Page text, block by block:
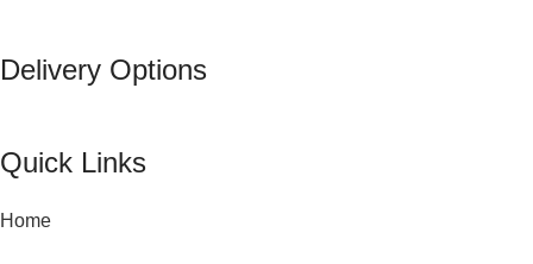
Delivery Options
Quick Links
Home